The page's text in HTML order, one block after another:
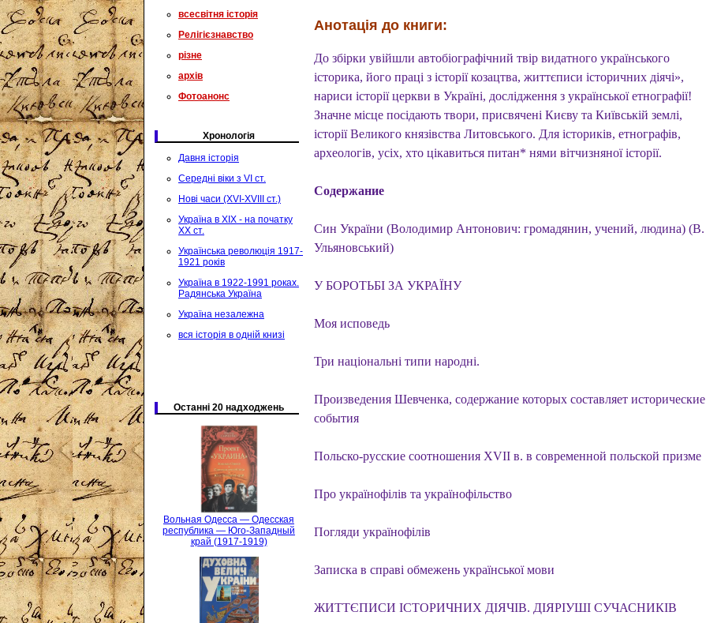
всесвітня історія
Релігієзнавство
різне
архів
Фотоанонс
Хронологія
Давня історія
Середні віки з VI ст.
Нові часи (XVI-XVIII ст.)
Україна в XIX - на початку
XX ст.
Українська революція 1917-
1921 років
Україна в 1922-1991 роках.
Радянська Україна
Україна незалежна
вся історія в одній книзі
Останні 20 надходжень
Вольная Одесса — Одесская
республика — Юго-Западный
край (1917-1919)
Анотація до книги:
До збірки увійшли автобіографічний твір видатного українського
історика, його праці з історії козацтва, життєписи історичних діячі»,
нариси історії церкви в Україні, дослідження з української етнографії!
Значне місце посідають твори, присвячені Києву та Київській землі,
історії Великого князівства Литовського. Для істориків, етнографів,
археологів, усіх, хто цікавиться питан* нями вітчизняної історії.
Содержание
Син України (Володимир Антонович: громадянин, учений, людина) (В.
Ульяновський)
У БОРОТЬБІ ЗА УКРАЇНУ
Моя исповедь
Три національні типи народні.
Произведения Шевченка, содержание которых составляет исторические
события
Польско-русские соотношения XVII в. в современной польской призме
Про українофілів та українофільство
Погляди українофілів
Записка в справі обмежень української мови
ЖИТТЄПИСИ ІСТОРИЧНИХ ДІЯЧІВ. ДІЯРІУШІ СУЧАСНИКІВ